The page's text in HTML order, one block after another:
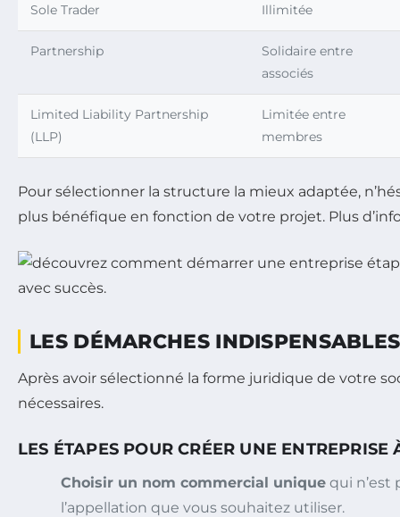
Sole Trader Illimitée
Partnership
Solidaire entre
associés
Limited Liability Partnership
(LLP)
Limitée entre
membres
Pour sélectionner la structure la mieux adaptée,
plus bénéfique en fonction de votre projet. Plus
LES DÉMARCHES
Après avoir sélectionné la forme juridique de votre
nécessaires.
LES ÉTAPES POUR CRÉER UNE ENTREPRISE
Choisir un nom commercial unique qui n’est
l’appellation que vous souhaitez utiliser.